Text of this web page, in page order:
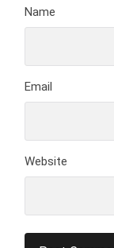
Name
Email
Website